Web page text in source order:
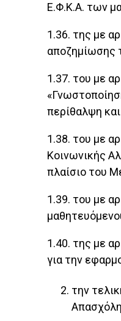
Ε.Φ.Κ.Α. των
1.36. της με
αποζημίωσης
1.37. του με
περίθαλψη
1.38. του με
Κοινωνικής
πλαίσιο του
1.39. του με
1.40. της με
για την
την